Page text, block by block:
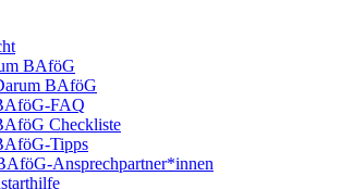
BAföG
BAföG
FAQ
Checkliste
Tipps
Ansprechpartner*innen